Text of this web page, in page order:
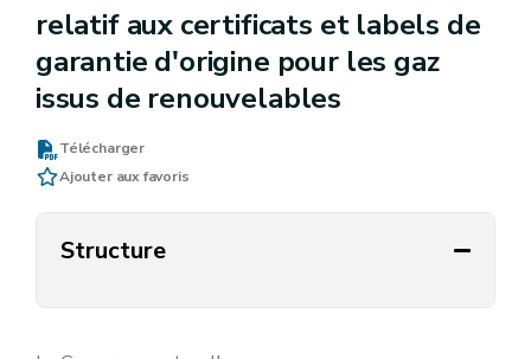
relatif aux certificats et labels de
garantie d'origine pour les gaz
issus de renouvelables
Télécharger
Ajouter aux favoris
Structure